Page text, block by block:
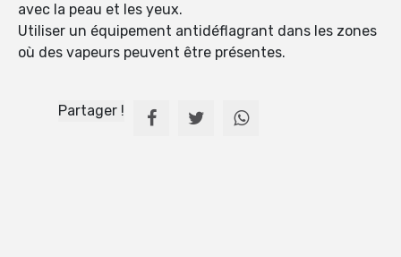
avec la peau et les yeux.
Utiliser un équipement antidéflagrant dans les zones
où des vapeurs peuvent être présentes.
Partager !